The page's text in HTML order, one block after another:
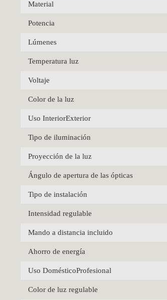
Material
Potencia
Lúmenes
Temperatura luz
Voltaje
Color de la luz
Uso InteriorExterior
Tipo de iluminación
Proyección de la luz
Ángulo de apertura de las ópticas
Tipo de instalación
Intensidad regulable
Mando a distancia incluido
Ahorro de energía
Uso DomésticoProfesional
Color de luz regulable